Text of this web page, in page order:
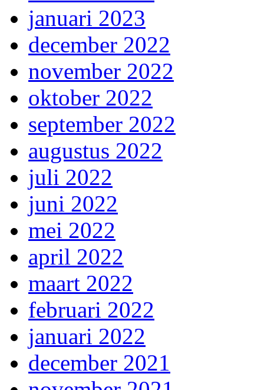
januari 2023
december 2022
november 2022
oktober 2022
september 2022
augustus 2022
juli 2022
juni 2022
mei 2022
april 2022
maart 2022
februari 2022
januari 2022
december 2021